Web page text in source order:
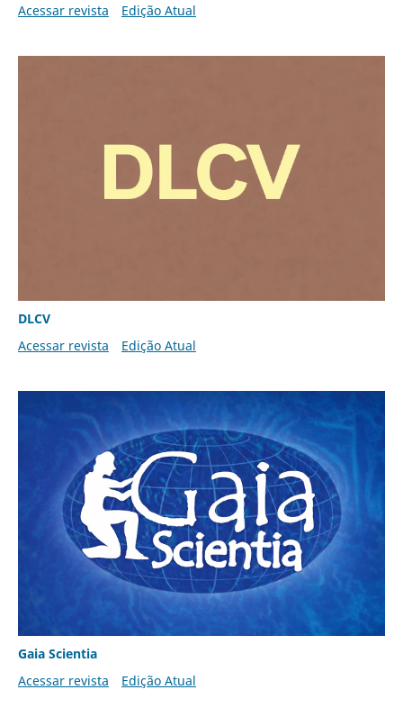
Acessar revista
Edição Atual
DLCV
Acessar revista
Edição Atual
Gaia Scientia
Acessar revista
Edição Atual